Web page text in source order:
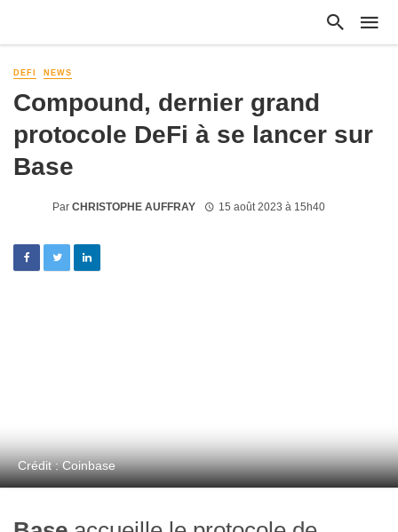
DEFI NEWS
Compound, dernier grand
protocole DeFi à se lancer sur
Base
Par CHRISTOPHE AUFFRAY 15 août 2023 à 15h40
Crédit : Coinbase